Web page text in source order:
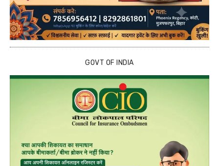
GOVT OF INDIA